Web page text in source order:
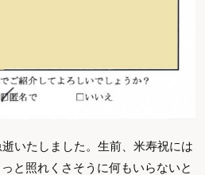
いたしました。生前、米寿祝には
と照れくさそうに何もいらないと